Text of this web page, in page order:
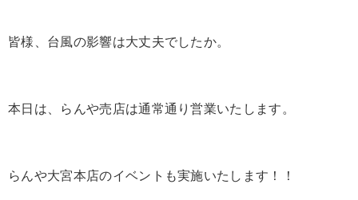
皆様、台風の影響は大丈夫でしたか。
本日は、らんや売店は通常通り営業いたします。
らんや大宮本店のイベントも実施いたします！！